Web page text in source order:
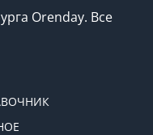
Orenday. Все